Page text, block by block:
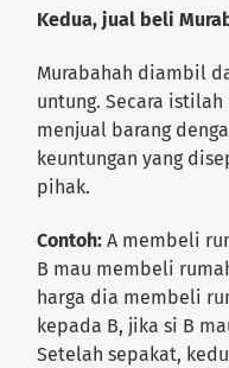
Kedua, jual beli
Murabahah diambil
untung. Secara
menjual barang
keuntungan yang
pihak.
Contoh: A membeli
B mau membeli
harga dia membeli
kepada B, jika si B
Setelah sepakat,